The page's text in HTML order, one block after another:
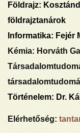
Földrajz:
földrajztanárok
Informatika: Fejér
Kémia: Horváth
Történelem: Dr.
Elérhetőség: